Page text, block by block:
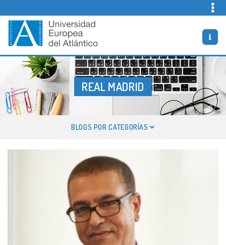
to
content
Vida Universitaria
Bienvenidos al Blog oficial de la Universidad Europea del
Atlántico
BLOGS POR CATEGORÍAS
ETIQUETA:
REAL MADRID